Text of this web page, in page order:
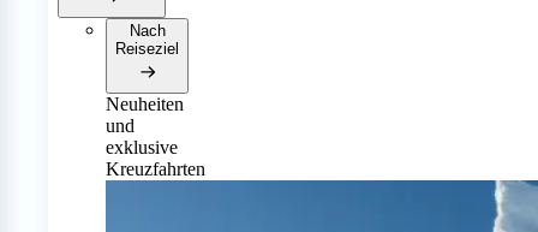
Nach
Reiseziel
Neuheiten
und
exklusive
Kreuzfahrten